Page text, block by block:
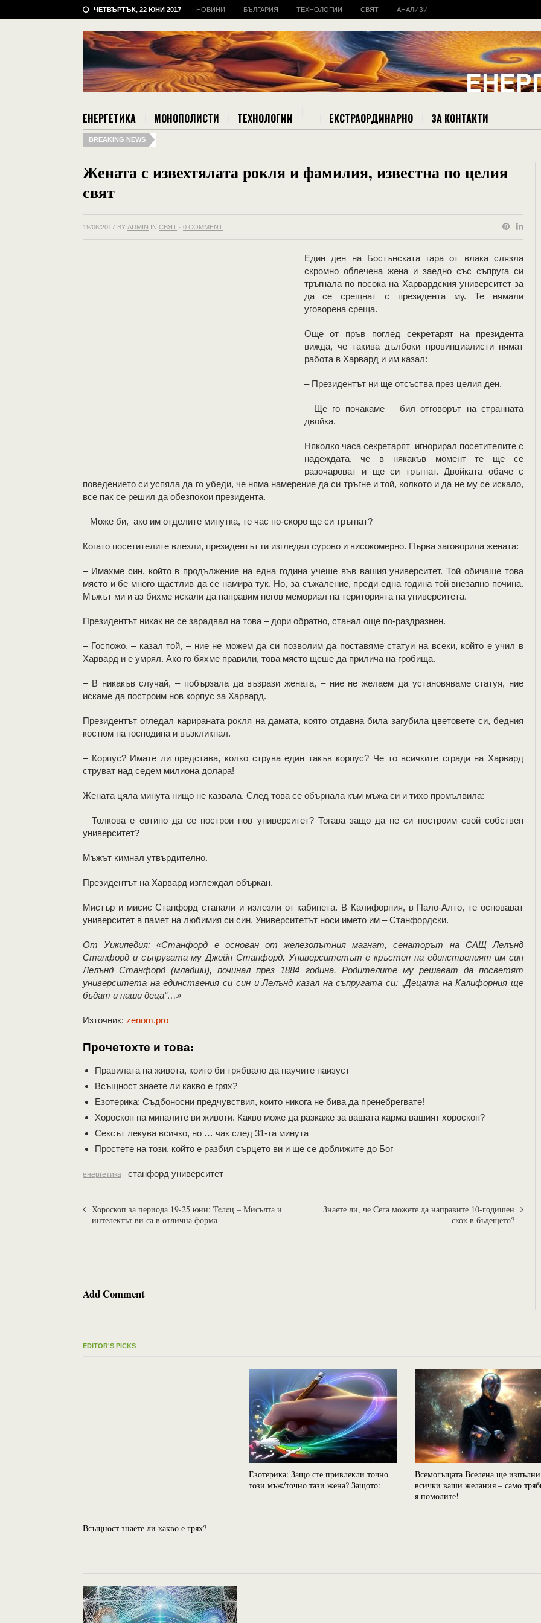
ЧЕТВЪРТЪК, 22 ЮНИ 2017 НОВИНИ БЪЛГАРИЯ ТЕХНОЛОГИИ СВЯТ АНАЛИЗИ
ЕНЕРГЕТИКА МОНОПОЛИСТИ ТЕХНОЛОГИИ ЕКСТРАОРДИНАРНО ЗА КОНТАКТИ
BREAKING NEWS
Жената с извехтялата рокля и фамилия, известна по целия
свят
19/06/2017 BY ADMIN IN СВЯТ · 0 COMMENT
Един ден на Бостънската гара от влака слязла
скромно облечена жена и заедно със съпруга си
тръгнала по посока на Харвардския университет за
да се срещнат с президента му. Те нямали
уговорена среща.
Още от пръв поглед секретарят на президента
вижда, че такива дълбоки провинциалисти нямат
работа в Харвард и им казал:
– Президентът ни ще отсъства през целия ден.
– Ще го почакаме – бил отговорът на странната
двойка.
Няколко часа секретарят игнорирал посетителите с
надеждата, че в някакъв момент те ще се
разочароват и ще си тръгнат. Двойката обаче с
поведението си успяла да го убеди, че няма намерение да си тръгне и той, колкото и да не му се искало,
все пак се решил да обезпокои президента.
– Може би, ако им отделите минутка, те час по-скоро ще си тръгнат?
Когато посетителите влезли, президентът ги изгледал сурово и високомерно. Първа заговорила жената:
– Имахме син, който в продължение на една година учеше във вашия университет. Той обичаше това
място и бе много щастлив да се намира тук. Но, за съжаление, преди една година той внезапно почина.
Мъжът ми и аз бихме искали да направим негов мемориал на територията на университета.
Президентът никак не се зарадвал на това – дори обратно, станал още по-раздразнен.
– Госпожо, – казал той, – ние не можем да си позволим да поставяме статуи на всеки, който е учил в
Харвард и е умрял. Ако го бяхме правили, това място щеше да прилича на гробища.
– В никакъв случай, – побързала да възрази жената, – ние не желаем да установяваме статуя, ние
искаме да построим нов корпус за Харвард.
Президентът огледал карираната рокля на дамата, която отдавна била загубила цветовете си, бедния
костюм на господина и възкликнал.
– Корпус? Имате ли представа, колко струва един такъв корпус? Че то всичките сгради на Харвард
струват над седем милиона долара!
Жената цяла минута нищо не казвала. След това се обърнала към мъжа си и тихо промълвила:
– Толкова е евтино да се построи нов университет? Тогава защо да не си построим свой собствен
университет?
Мъжът кимнал утвърдително.
Президентът на Харвард изглеждал объркан.
Мистър и мисис Станфорд станали и излезли от кабинета. В Калифорния, в Пало-Алто, те основават
университет в памет на любимия си син. Университетът носи името им – Станфордски.
От Уикипедия: «Станфорд е основан от железопътния магнат, сенаторът на САЩ Лелънд
Станфорд и съпругата му Джейн Станфорд. Университетът е кръстен на единственият им син
Лелънд Станфорд (младши), починал през 1884 година. Родителите му решават да посветят
университета на единствения си син и Лелънд казал на съпругата си: „Децата на Калифорния ще
бъдат и наши деца“…»
Източник: zenom.pro
Прочетохте и това:
Правилата на живота, които би трябвало да научите наизуст
Всъщност знаете ли какво е грях?
Езотерика: Съдбоносни предчувствия, които никога не бива да пренебрегвате!
Хороскоп на миналите ви животи. Какво може да разкаже за вашата карма вашият хороскоп?
Сексът лекува всичко, но … чак след 31-та минута
Простете на този, който е разбил сърцето ви и ще се доближите до Бог
енергетика станфорд университет
Хороскоп за периода 19-25 юни: Teлeц – Мисълта и
интелектът ви са в отлична форма
Знаете ли, че Сега можете да направите 10-годишен
скок в бъдещето?
Add Comment
EDITOR'S PICKS
Всъщност знаете ли какво е грях?
Езотерика: Защо сте привлекли точно
този мъж/точно тази жена? Защото:
Всемогъщата Вселена ще изпълни
всички ваши желания – само
я помолите!